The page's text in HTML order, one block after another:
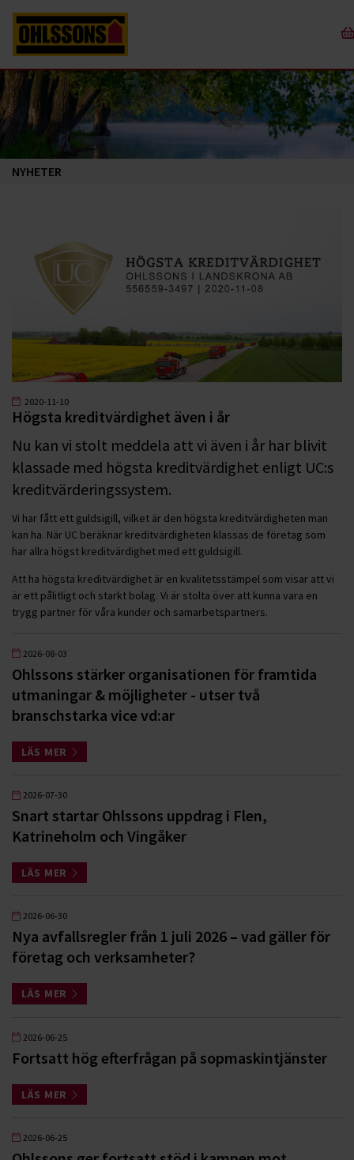
NYHETER
2020-11-10
Högsta kreditvärdighet även i år
Nu kan vi stolt meddela att vi även i år har blivit
klassade med högsta kreditvärdighet enligt UC:s
kreditvärderingssystem.
Vi har fått ett guldsigill, vilket är den högsta kreditvärdigheten man
kan ha. När UC beräknar kreditvärdigheten klassas de företag som
har allra högst kreditvärdighet med ett guldsigill.
Att ha högsta kreditvärdighet är en kvalitetsstämpel som visar att vi
är ett pålitligt och starkt bolag. Vi är stolta över att kunna vara en
trygg partner för våra kunder och samarbetspartners.
2026-08-03
Ohlssons stärker organisationen för framtida
utmaningar & möjligheter - utser två
branschstarka vice vd:ar
LÄS MER
2026-07-30
Snart startar Ohlssons uppdrag i Flen,
Katrineholm och Vingåker
LÄS MER
2026-06-30
Nya avfallsregler från 1 juli 2026 – vad gäller för
företag och verksamheter?
LÄS MER
2026-06-25
Fortsatt hög efterfrågan på sopmaskintjänster
LÄS MER
2026-06-25